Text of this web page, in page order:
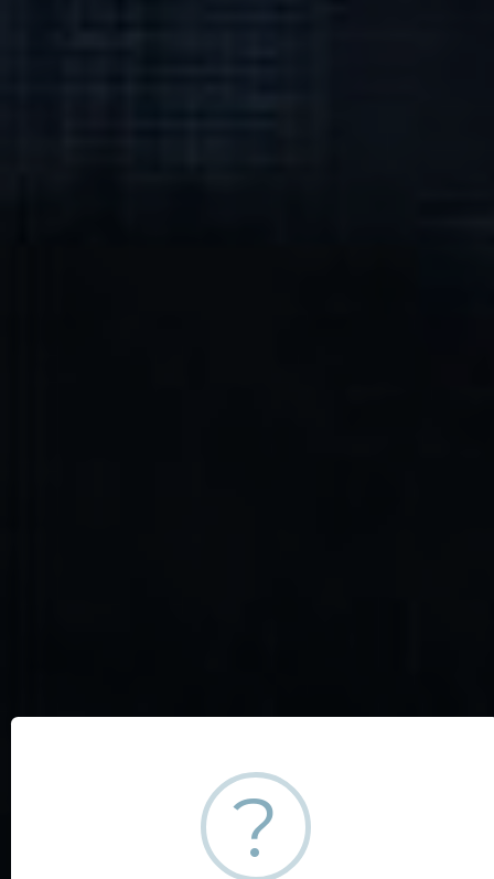
?